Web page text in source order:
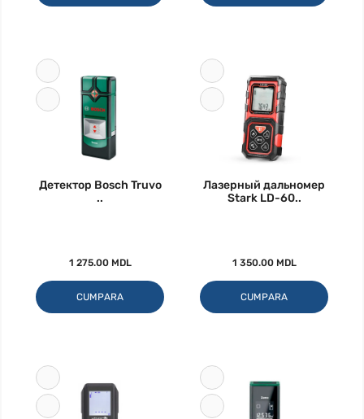
Детектор Bosch Truvo
..
1 275.00 MDL
CUMPARA
Лазерный дальномер
Stark LD-60..
1 350.00 MDL
CUMPARA